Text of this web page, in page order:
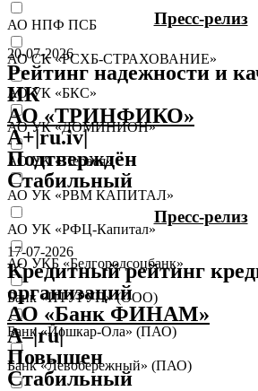
АО НПФ ПСБ
АО СК «РСХБ-СТРАХОВАНИЕ»
АО УК «БКС»
АО УК «ДОМИНИОН»
АО УК «Первая»
АО УК «РВМ КАПИТАЛ»
АО УК «РФЦ-Капитал»
АО УКБ «Белгородсоцбанк»
Банк «ИТУРУП» (ООО)
Банк «Йошкар-Ола» (ПАО)
Банк «Левобережный» (ПАО)
Пресс-релиз
20-07-2026
Рейтинг надежности и
ИК
АО «ТРИНФИКО»
A+|ru.iv|
Подтверждён
Стабильный
Пресс-релиз
17-07-2026
Кредитный рейтинг
организаций
АО «Банк ФИНАМ»
A–|ru|
Повышен
Стабильный